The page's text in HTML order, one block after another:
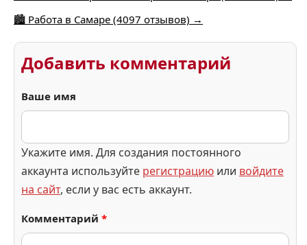
🏙️ Работа в Самаре (4097 отзывов) →
Добавить комментарий
Ваше имя
Укажите имя. Для создания постоянного
аккаунта используйте регистрацию или войдите
на сайт, если у вас есть аккаунт.
Комментарий *